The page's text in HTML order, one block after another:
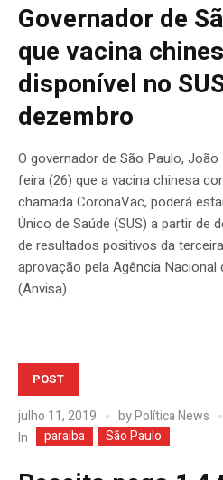
Governador de
que vacina
disponível no
dezembro
O governador de São Paulo,
feira (26) que a vacina chinesa
chamada CoronaVac, poderá
Único de Saúde (SUS) a partir de
de resultados positivos da
aprovação pela Agência Nacional
(Anvisa)....
POST
julho 11, 2019 byPolítica News
In
paraiba São Paulo